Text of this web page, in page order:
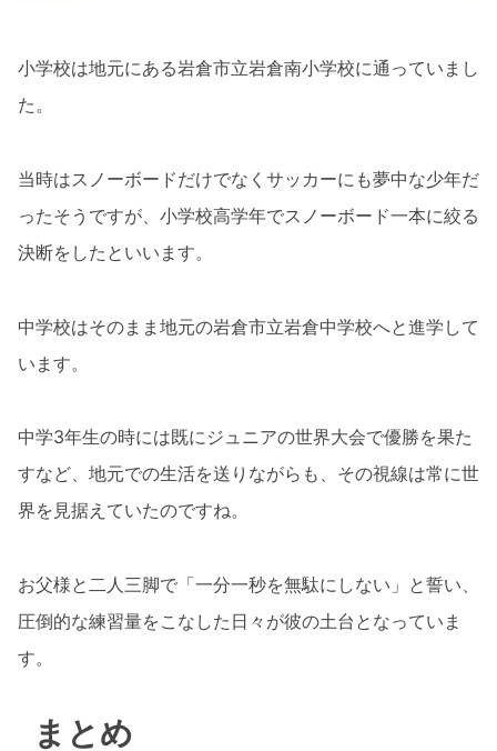
小学校は地元にある岩倉市立岩倉南小学校に通っていまし
た。
当時はスノーボードだけでなくサッカーにも夢中な少年だ
ったそうですが、小学校高学年でスノーボード一本に絞る
決断をしたといいます。
中学校はそのまま地元の岩倉市立岩倉中学校へと進学して
います。
中学3年生の時には既にジュニアの世界大会で優勝を果た
すなど、地元での生活を送りながらも、その視線は常に世
界を見据えていたのですね。
お父様と二人三脚で「一分一秒を無駄にしない」と誓い、
圧倒的な練習量をこなした日々が彼の土台となっていま
す。
まとめ